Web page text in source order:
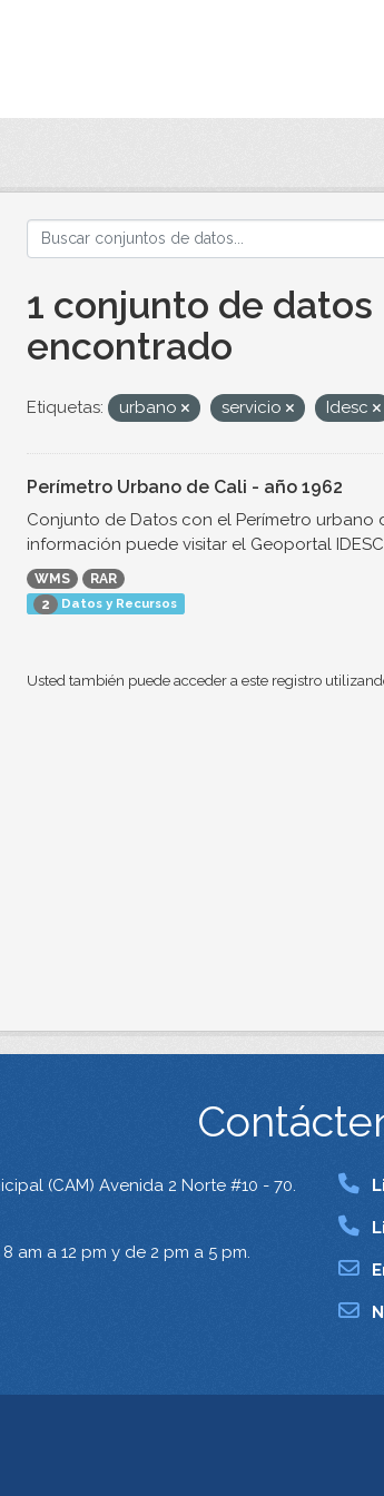
1 conjunto de datos
encontrado
Etiquetas: urbano servicio Idesc
Perímetro Urbano de Cali - año 1962
Conjunto de Datos con el Perímetro urbano
información puede visitar el Geoportal
WMS
RAR
2
Datos y Recursos
Usted también puede acceder a este registro
(CAM) Avenida 2 Norte #10 - 70.
am a 12 pm y de 2 pm a 5 pm.